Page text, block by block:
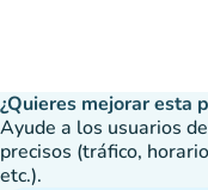
¿Quieres mejorar esta
Ayude a los usuarios
precisos (tráfico,
etc.).